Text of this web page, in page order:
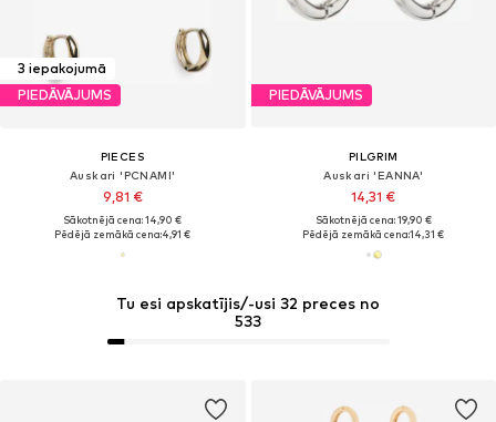
3 iepakojumā
PIEDĀVĀJUMS
PIECES
Auskari 'PCNAMI'
9,81 €
Sākotnējā cena: 14,90 €
Pēdējā zemākā cena:4,91 €
PIEDĀVĀJUMS
PILGRIM
Auskari 'EANNA'
14,31 €
Sākotnējā cena: 19,90 €
Pēdējā zemākā cena:14,31 €
Tu esi apskatījis/-usi 32 preces no
533